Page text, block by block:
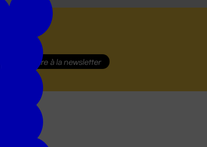
S'inscrire à la newsletter